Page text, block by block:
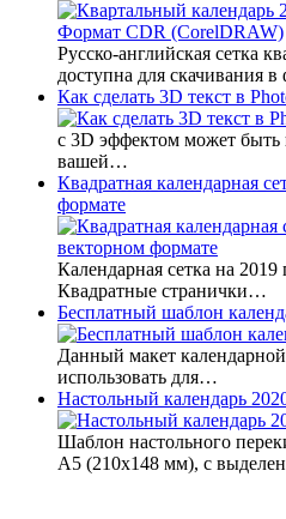
Русско-английская сетка
доступна для скачивания
Как сделать 3D текст в
с 3D эффектом может
вашей…
Квадратная календарная
формате
Календарная сетка на
Квадратные странички…
Бесплатный шаблон
Данный макет
использовать для…
Настольный календарь
Шаблон настольного
А5 (210х148 мм), с